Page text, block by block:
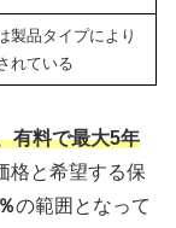
製品タイプにより
れている
有料で最大5年
格と希望する保
の範囲となって